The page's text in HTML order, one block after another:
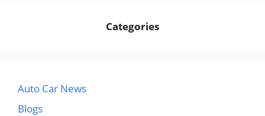
Categories
Auto Car News
Blogs